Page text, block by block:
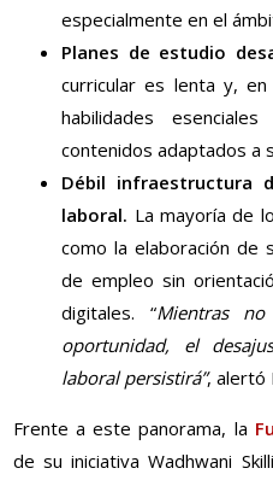
especialmente en el
Planes de estudio
curricular es lenta y,
habilidades
contenidos adaptados a
Débil infraestructura
laboral. La mayoría de
como la elaboración de
de empleo sin
digitales. “Mientras
oportunidad, el
laboral persistirá”, alertó
Frente a este panorama, la
de su iniciativa Wadhwani